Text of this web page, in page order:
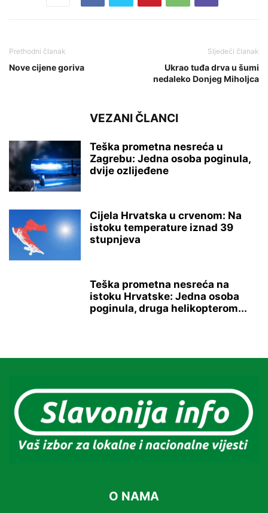
Prethodni članak
Nove cijene goriva
Sljedeći članak
Ukrao tuđa drva u šumi
nedaleko Donjeg Miholjca
VEZANI ČLANCI
Teška prometna nesreća u
Zagrebu: Jedna osoba poginula,
dvije ozlijeđene
Cijela Hrvatska u crvenom: Na
istoku temperature iznad 39
stupnjeva
Teška prometna nesreća na
istoku Hrvatske: Jedna osoba
poginula, druga helikopterom...
O NAMA